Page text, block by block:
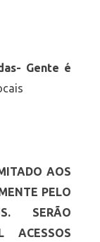
Gente é
AOS
PELO
SERÃO
ACESSOS